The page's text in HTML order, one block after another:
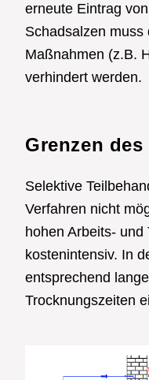
erneute Eintrag
Schadsalzen
Maßnahmen (z.B.
verhindert werden.
Grenzen
Selektive
Verfahren nicht
hohen Arbeits-
kostenintensiv. In
entsprechend
Trocknungszeiten